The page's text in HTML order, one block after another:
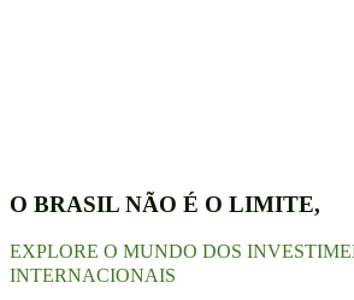
O BRASIL NÃO É O LIMITE,
EXPLORE O MUNDO DOS
INTERNACIONAIS